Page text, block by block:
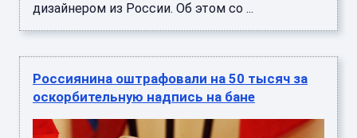
дизайнером из России. Об этом со ...
Россиянина оштрафовали на 50 тысяч за
оскорбительную надпись на бане